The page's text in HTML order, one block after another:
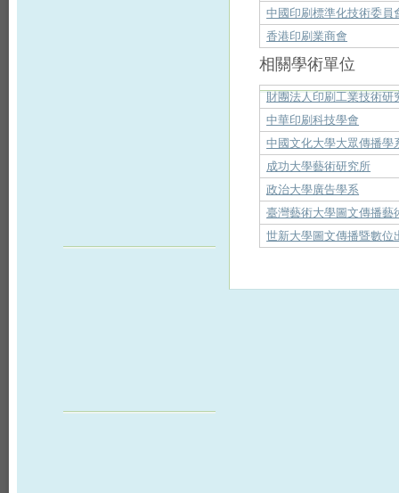
中國印刷標準化技術委員
香港印刷業商會
相關學術單位
財團法人印刷工業技術研
中華印刷科技學會
中國文化大學大眾傳播學
成功大學藝術研究所
政治大學廣告學系
臺灣藝術大學圖文傳播藝
世新大學圖文傳播暨數位